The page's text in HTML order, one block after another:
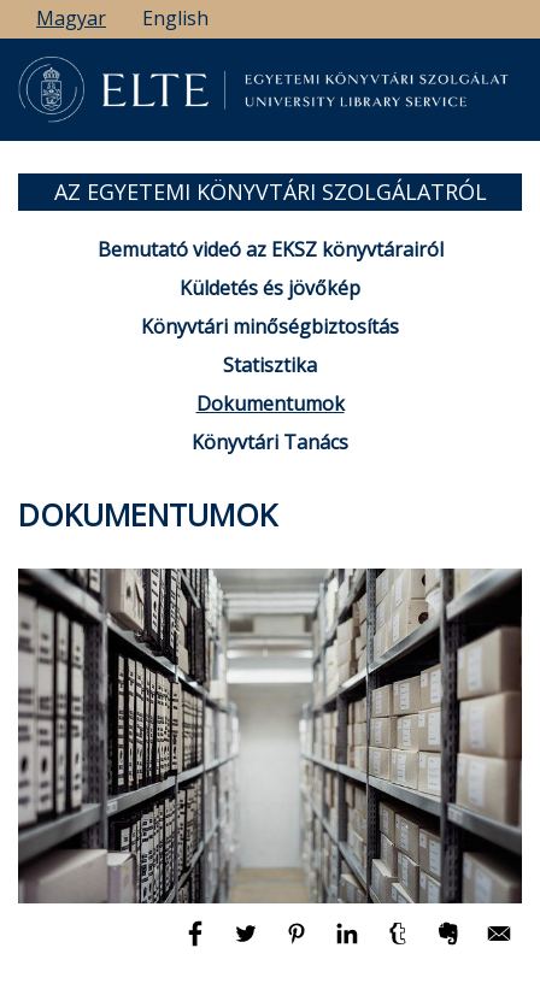
Ugrás
a
tartalomra
Magyar English
AZ EGYETEMI KÖNYVTÁRI SZOLGÁLATRÓL
Bemutató videó az EKSZ könyvtárairól
Küldetés és jövőkép
Könyvtári minőségbiztosítás
Statisztika
Dokumentumok
Könyvtári Tanács
DOKUMENTUMOK